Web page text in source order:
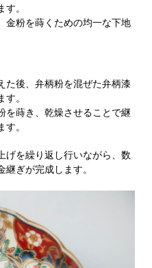
。
金粉を蒔くための均一な下地
た後、弁柄粉を混ぜた弁柄漆
す。
を蒔き、乾燥させることで継
。
げを繰り返し行いながら、数
ぎが完成します。